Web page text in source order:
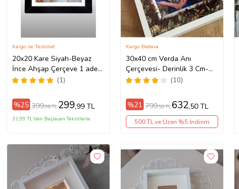
20x20 Kare Siyah-Beyaz
İnce Ahşap Çerçeve 1 adet
(Siyah)
(1)
Kargo ile Teslimat
%25 399,98 TL 299,99 TL
31,99 TL'den Başlayan Taksitlerle
30x40 cm Verda Anı
Çerçevesi- Derinlik 3 Cm-
Beyaz Ahşap Çerçeve-
Çerçeve
(10)
Kargo Bedava
%21 799,50 TL 632,50 TL
500 TL ve Üzeri %5 İndirim